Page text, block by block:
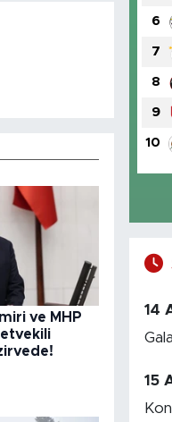
ve MHP
6
7
8
9
10
14
15